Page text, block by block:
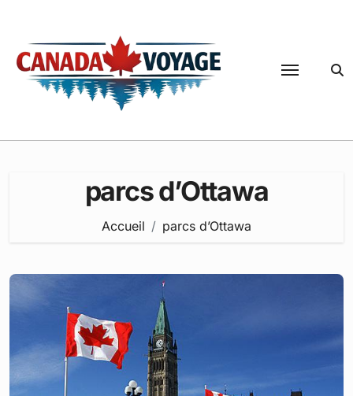
contenu
parcs d’Ottawa
Accueil parcs d’Ottawa